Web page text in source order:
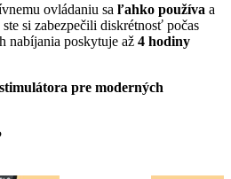
ovládaniu sa ľahko používa a
si zabezpečili diskrétnosť počas
nabíjania poskytuje až 4 hodiny
pre moderných